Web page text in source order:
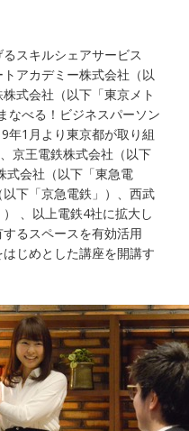
スキルシェアサービス
トアカデミー株式会社（以
式会社（以下「東京メト
なべる！ビジネスパーソン
年1月より東京都が取り組
京王電鉄株式会社（以下
式会社（以下「東急電
下「京急電鉄」）、西武
、以上電鉄4社に拡大し
るスペースを有効活用
じめとした講座を開講す